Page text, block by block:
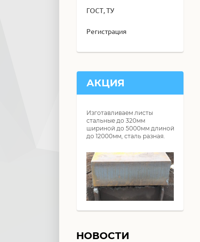
ГОСТ, ТУ
Регистрация
АКЦИЯ
Изготавливаем листы
стальные до 320мм
шириной до 5000мм длиной
до 12000мм, сталь разная.
НОВОСТИ